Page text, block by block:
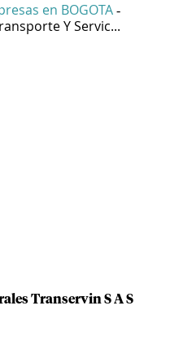
en BOGOTA -
Y Servic...
Transervin S A S